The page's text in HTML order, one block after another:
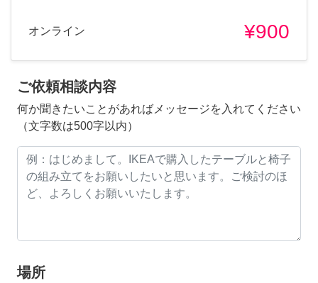
オンライン ¥900
ご依頼相談内容
何か聞きたいことがあればメッセージを入れてください
（文字数は500字以内）
場所